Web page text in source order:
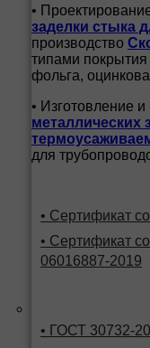
•
заделки стыка
производство
типами покрытия
фольга,
• Изготовление
металлических
для
• Сертификат
• Сертификат
06016887-2019
• ГОСТ 30732-